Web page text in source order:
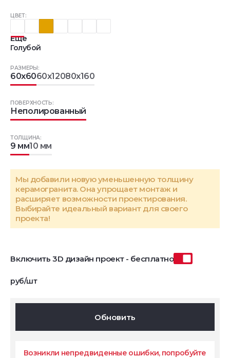
ЦВЕТ:
Еще
Голубой
РАЗМЕРЫ:
60x6060x12080x160
ТОЛЩИНА:
9 мм10 мм
ПОВЕРХНОСТЬ:
Неполированный
Мы добавили новую уменьшенную толщину
керамогранита. Она упрощает монтаж и
расширяет возможности проектирования.
Выбирайте идеальный вариант для своего
проекта!
Включить 3D дизайн проект - бесплатно
руб/шт
Обновить
Возникли непредвиденные ошибки, попробуйте